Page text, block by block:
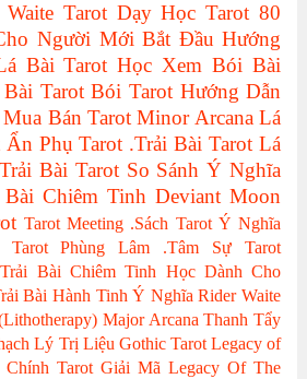
Waite Tarot Dạy Học Tarot 80
Người Mới Bắt Đầu Hướng
Bài Tarot Học Xem Bói Bài
Tarot Bói Tarot Hướng Dẫn
Mua Bán Tarot Minor Arcana Lá
Ẩn Phụ Tarot .Trải Bài Tarot Lá
Bài Tarot So Sánh Ý Nghĩa
Bài Chiêm Tinh Deviant Moon
Tarot Meeting .Sách Tarot Ý Nghĩa
Phùng Lâm
.Tâm Sự Tarot
Trải Bài Chiêm Tinh Học Dành Cho
Bài Hành Tinh Ý Nghĩa Rider Waite
Major Arcana Thanh Tẩy
Lý Trị Liệu Gothic Tarot Legacy of
Chính Tarot Giải Mã Legacy Of The